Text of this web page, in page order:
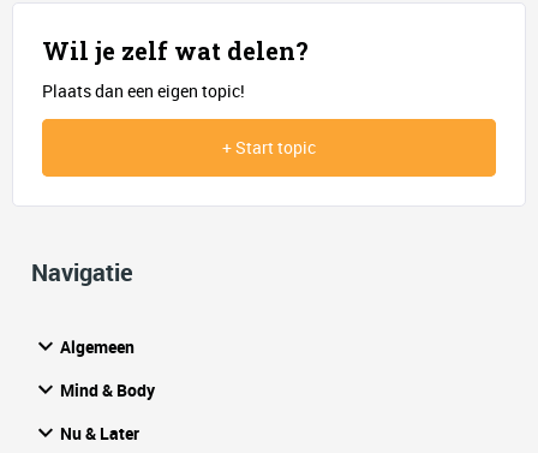
Wil je zelf wat delen?
Plaats dan een eigen topic!
+ Start topic
Navigatie
Algemeen
Mind & Body
Nu & Later